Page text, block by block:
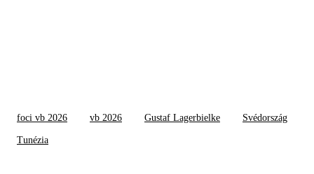
foci vb 2026 vb 2026 Gustaf Lagerbielke Svédország
Tunézia